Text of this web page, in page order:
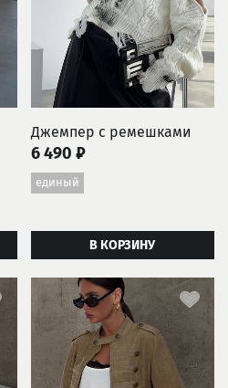
Джемпер с ремешками
6 490 ₽
В КОРЗИНУ
единый